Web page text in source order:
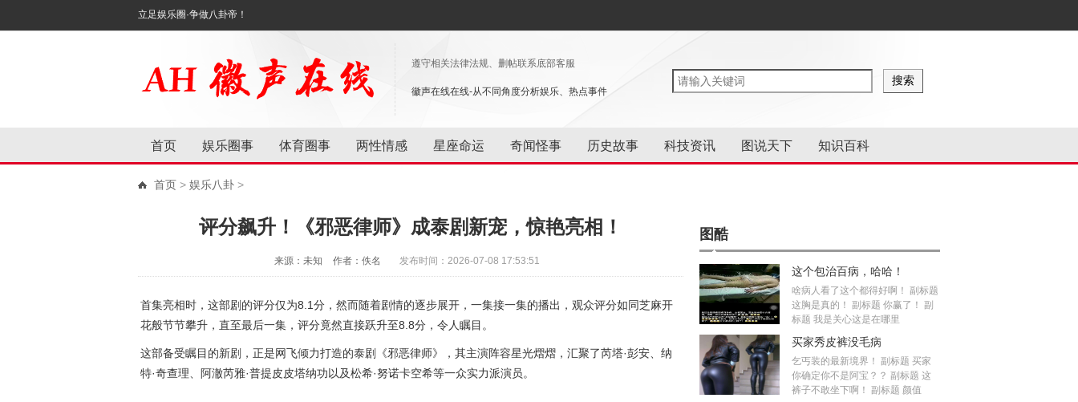
立足娱乐圈·争做八卦帝！
遵守相关法律法规、删帖联系底部客服
徽声在线在线-从不同角度分析娱乐、热点事件
首页 娱乐圈事 体育圈事 两性情感 星座命运 奇闻怪事 历史故事 科技资讯 图说天下 知识百科
首页 > 娱乐八卦 >
评分飙升！《邪恶律师》成泰剧新宠，惊艳亮相！
来源：未知 作者：佚名 发布时间：2026-07-08 17:53:51
首集亮相时，这部剧的评分仅为8.1分，然而随着剧情的逐步展开，一集接一集的播出，观众评分如同芝麻开
花般节节攀升，直至最后一集，评分竟然直接跃升至8.8分，令人瞩目。
这部备受瞩目的新剧，正是网飞倾力打造的泰剧《邪恶律师》，其主演阵容星光熠熠，汇聚了芮塔·彭安、纳
特·奇查理、阿澈芮雅·普提皮皮塔纳功以及松希·努诺卡空希等一众实力派演员。
图酷
这个包治百病，哈哈！
啥病人看了这个都得好啊！ 副标题
这胸是真的！ 副标题 你赢了！ 副
标题 我是关心这是在哪里
买家秀皮裤没毛病
乞丐装的最新境界！ 副标题 买家
你确定你不是阿宝？？ 副标题 这
裤子不敢坐下啊！ 副标题 颜值